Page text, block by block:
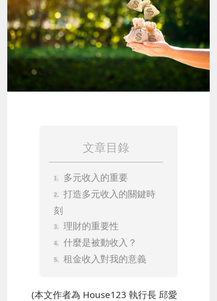
文章目錄
多元收入的重要
打造多元收入的關鍵時
刻
理財的重要性
什麼是被動收入？
租金收入對我的意義
(本文作者為 House123 執行長 邱愛